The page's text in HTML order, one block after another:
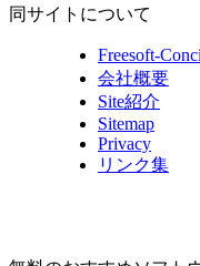
同サイトについて
Freesoft-
会社概要
Site紹介
Sitemap
Privacy
リンク集